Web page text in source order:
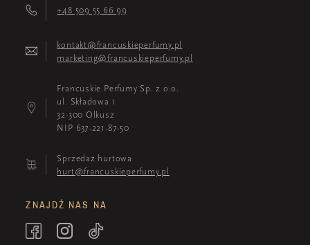
+48 509 55 66 99
kontakt@francuskieperfumy.pl
marketing@francuskieperfumy.pl
Francuskie Perfumy Sp. z o.o.
ul. Składowa 1
32-300 Olkusz
NIP 637-221-87-50
Sprzedaż hurtowa
hurt@francuskieperfumy.pl
ZNAJDŹ NAS NA